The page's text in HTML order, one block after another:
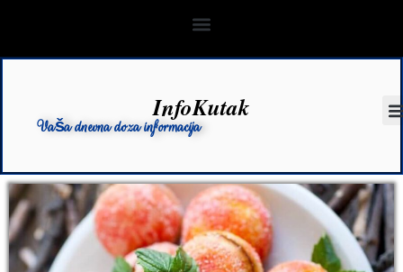
InfoKutak
Vaša dnevna doza informacija